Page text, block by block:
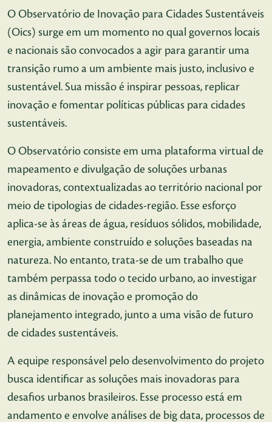
O Observatório de Inovação para Cidades Sustentáveis
(Oics) surge em um momento no qual governos locais
e nacionais são convocados a agir para garantir uma
transição rumo a um ambiente mais justo, inclusivo e
sustentável. Sua missão é inspirar pessoas, replicar
inovação e fomentar políticas públicas para cidades
sustentáveis.
O Observatório consiste em uma plataforma virtual de
mapeamento e divulgação de soluções urbanas
inovadoras, contextualizadas ao território nacional por
meio de tipologias de cidades-região. Esse esforço
aplica-se às áreas de água, resíduos sólidos, mobilidade,
energia, ambiente construído e soluções baseadas na
natureza. No entanto, trata-se de um trabalho que
também perpassa todo o tecido urbano, ao investigar
as dinâmicas de inovação e promoção do
planejamento integrado, junto a uma visão de futuro
de cidades sustentáveis.
A equipe responsável pelo desenvolvimento do projeto
busca identificar as soluções mais inovadoras para
desafios urbanos brasileiros. Esse processo está em
andamento e envolve análises de big data, processos de